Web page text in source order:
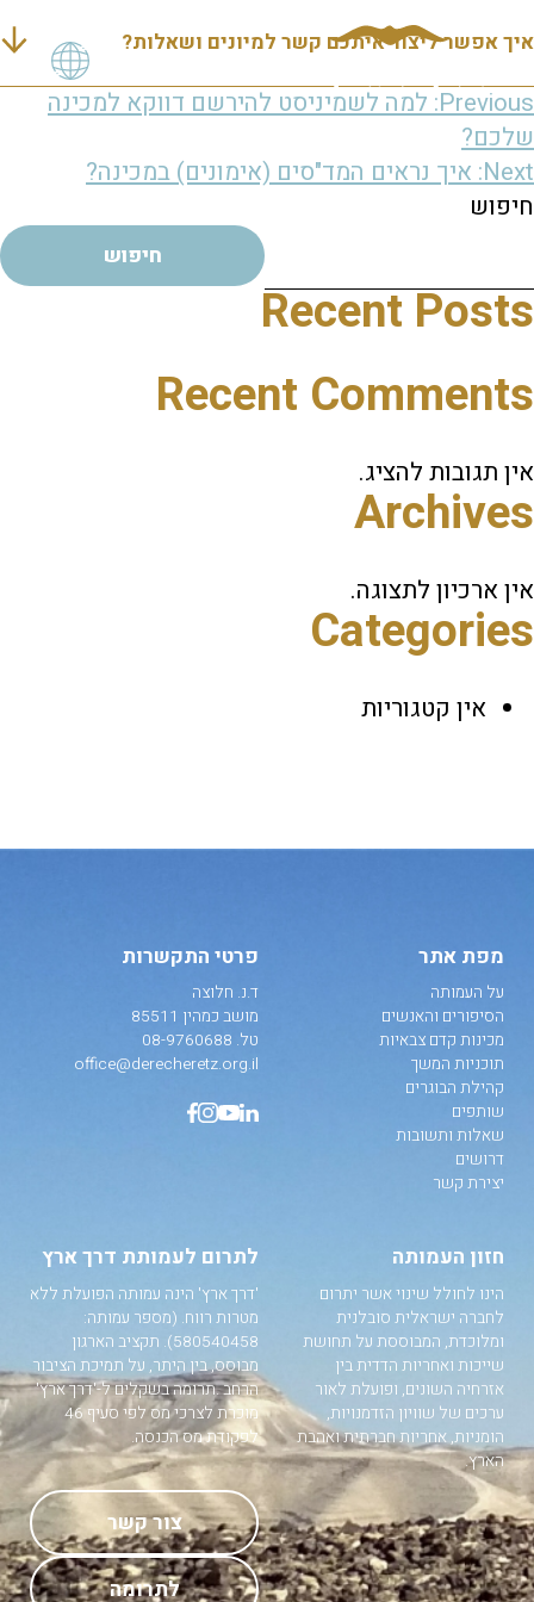
איך אפשר ליצור איתכם קשר למיונים ושאלות?
ניווט
Previous: למה לשמיניסט להירשם דווקא למכינה
שלכם?
Next: איך נראים המד"סים (אימונים) במכינה?
חיפוש
חיפוש
Recent Posts
Recent Comments
אין תגובות להציג.
Archives
אין ארכיון לתצוגה.
Categories
אין קטגוריות
מפת אתר
על העמותה
הסיפורים והאנשים
מכינות קדם צבאיות
תוכניות המשך
קהילת הבוגרים
שותפים
שאלות ותשובות
דרושים
יצירת קשר
פרטי התקשרות
ד.נ. חלוצה
מושב כמהין 85511
טל. 08-9760688
office@derecheretz.org.il
חזון העמותה
הינו לחולל שינוי אשר יתרום
לחברה ישראלית סובלנית
ומלוכדת, המבוססת על תחושת
שייכות ואחריות הדדית בין
אזרחיה השונים, ופועלת לאור
ערכים של שוויון הזדמנויות,
הומניות, אחריות חברתית ואהבת
הארץ.
לתרום לעמותת דרך ארץ
'דרך ארץ' הינה עמותה הפועלת ללא
מטרות רווח. (מספר עמותה:
580540458). תקציב הארגון
מבוסס, בין היתר, על תמיכת הציבור
הרחב .תרומה בשקלים ל-'דרך ארץ'
מוכרת לצרכי מס לפי סעיף 46
לפקודת מס הכנסה.
צור קשר
לתרומה